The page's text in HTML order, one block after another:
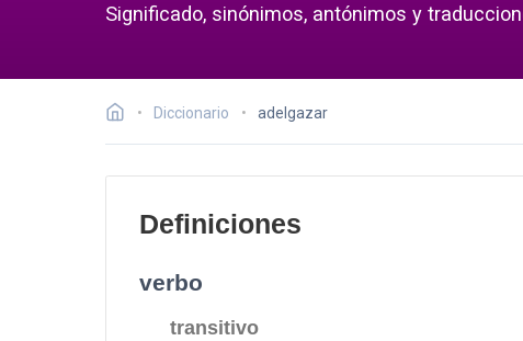
Significado, sinónimos, antónimos y
Diccionario adelgazar
Definiciones
verbo
transitivo